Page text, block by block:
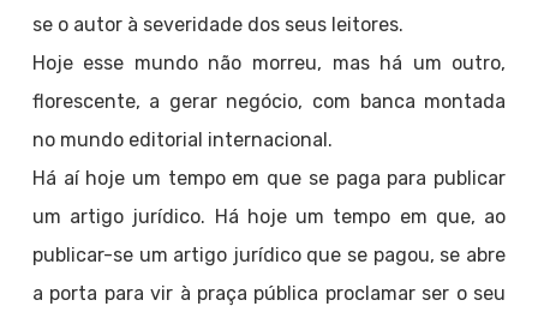
se o autor à severidade dos seus leitores.
Hoje esse mundo não morreu, mas há um outro,
florescente, a gerar negócio, com banca montada
no mundo editorial internacional.
Há aí hoje um tempo em que se paga para publicar
um artigo jurídico. Há hoje um tempo em que, ao
publicar-se um artigo jurídico que se pagou, se abre
a porta para vir à praça pública proclamar ser o seu